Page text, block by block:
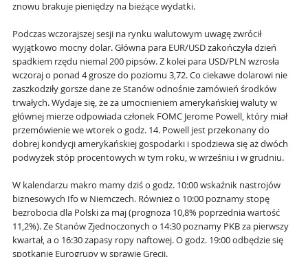
znowu brakuje pieniędzy na bieżące wydatki.
Podczas wczorajszej sesji na rynku walutowym uwagę zwrócił
wyjątkowo mocny dolar. Główna para EUR/USD zakończyła dzień
spadkiem rzędu niemal 200 pipsów. Z kolei para USD/PLN wzrosła
wczoraj o ponad 4 grosze do poziomu 3,72. Co ciekawe dolarowi nie
zaszkodziły gorsze dane ze Stanów odnośnie zamówień środków
trwałych. Wydaje się, że za umocnieniem amerykańskiej waluty w
głównej mierze odpowiada członek FOMC Jerome Powell, który miał
przemówienie we wtorek o godz. 14. Powell jest przekonany do
dobrej kondycji amerykańskiej gospodarki i spodziewa się aż dwóch
podwyżek stóp procentowych w tym roku, w wrześniu i w grudniu.
W kalendarzu makro mamy dziś o godz. 10:00 wskaźnik nastrojów
biznesowych Ifo w Niemczech. Również o 10:00 poznamy stopę
bezrobocia dla Polski za maj (prognoza 10,8% poprzednia wartość
11,2%). Ze Stanów Zjednoczonych o 14:30 poznamy PKB za pierwszy
kwartał, a o 16:30 zapasy ropy naftowej. O godz. 19:00 odbędzie się
spotkanie Eurogrupy w sprawie Grecji.